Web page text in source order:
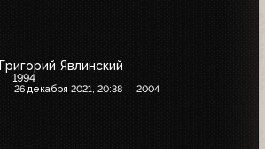
Григорий Явлинский
1994
26 декабря 2021, 20:38 2004